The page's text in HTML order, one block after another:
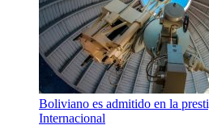
Boliviano es admitido en la
Internacional